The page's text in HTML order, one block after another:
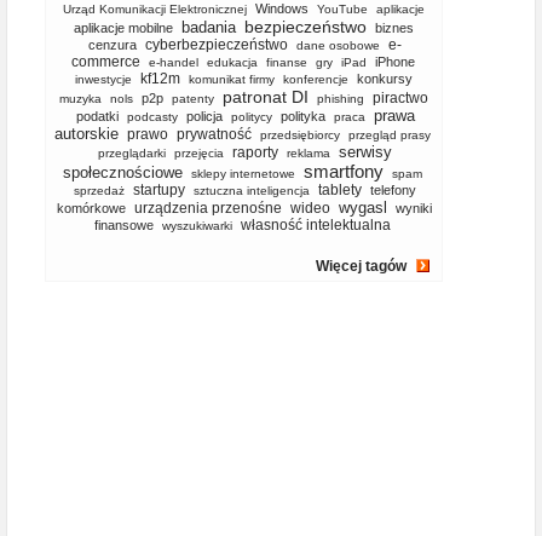
Urząd Komunikacji Elektronicznej Windows YouTube aplikacje
aplikacje mobilne badania bezpieczeństwo biznes
cenzura cyberbezpieczeństwo dane osobowe
e-
commerce
e-handel edukacja finanse gry iPad iPhone
inwestycje kf12m komunikat firmy konferencje konkursy
muzyka nols p2p patenty patronat DI phishing piractwo
podatki podcasty policja politycy polityka praca
prawa
autorskie prawo prywatność przedsiębiorcy
przegląd prasy
przeglądarki
przejęcia raporty reklama
serwisy
społecznościowe
sklepy internetowe smartfony
spam
sprzedaż
startupy sztuczna inteligencja tablety telefony
komórkowe
urządzenia przenośne wideo wygasl
wyniki
finansowe
wyszukiwarki własność intelektualna
Więcej tagów